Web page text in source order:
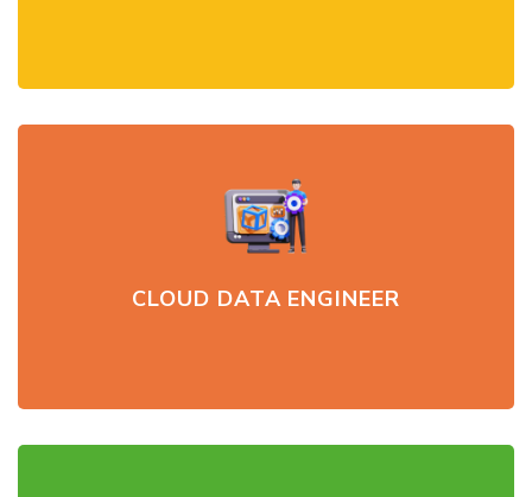
CLOUD DATA ENGINEER